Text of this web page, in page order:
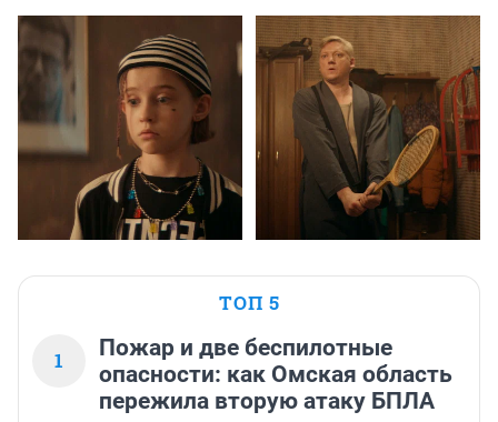
ТОП 5
1
Пожар и две беспилотные
опасности: как Омская область
пережила вторую атаку БПЛА